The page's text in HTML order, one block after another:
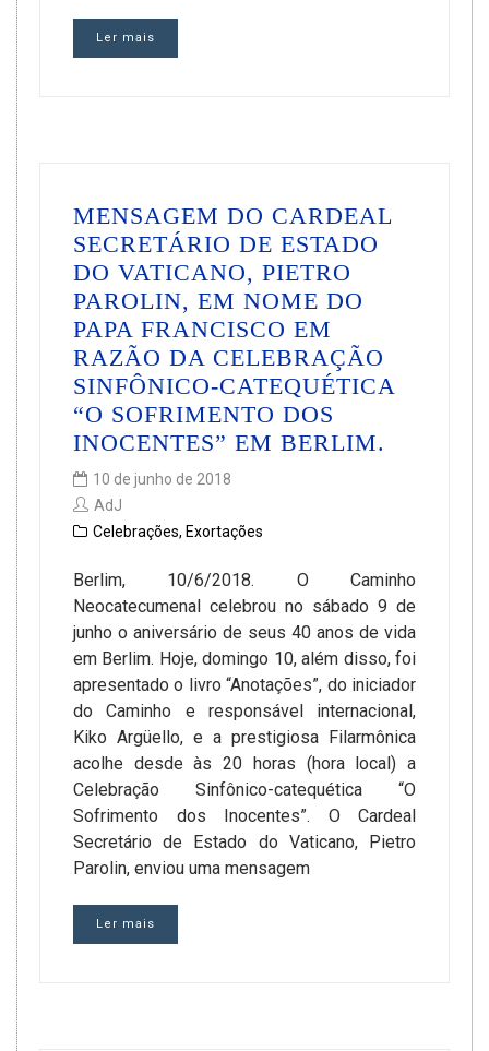
Ler mais
MENSAGEM DO CARDEAL
SECRETÁRIO DE ESTADO
DO VATICANO, PIETRO
PAROLIN, EM NOME DO
PAPA FRANCISCO EM
RAZÃO DA CELEBRAÇÃO
SINFÔNICO-CATEQUÉTICA
“O SOFRIMENTO DOS
INOCENTES” EM BERLIM.
10 de junho de 2018
AdJ
Celebrações, Exortações
Berlim, 10/6/2018. O Caminho
Neocatecumenal celebrou no sábado 9 de
junho o aniversário de seus 40 anos de vida
em Berlim. Hoje, domingo 10, além disso, foi
apresentado o livro “Anotações”, do iniciador
do Caminho e responsável internacional,
Kiko Argüello, e a prestigiosa Filarmônica
acolhe desde às 20 horas (hora local) a
Celebração Sinfônico-catequética “O
Sofrimento dos Inocentes”. O Cardeal
Secretário de Estado do Vaticano, Pietro
Parolin, enviou uma mensagem
Ler mais